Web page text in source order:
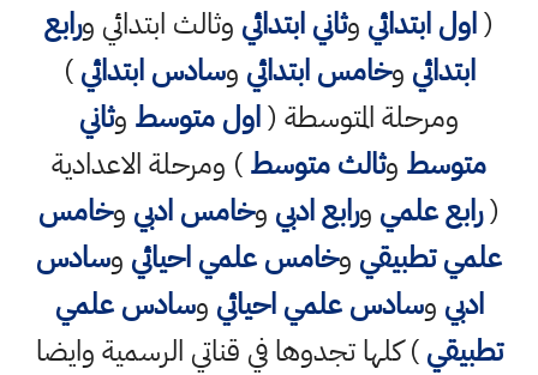
(اول ابتدائي وثاني ابتدائي وثالث ابتدائي ورابع
ابتدائي وخامس ابتدائي وسادس ابتدائي)
ومرحلة المتوسطة (اول متوسط وثاني
متوسط وثالث متوسط) ومرحلة الاعدادية
(رابع علمي ورابع ادبي وخامس ادبي وخامس
علمي تطبيقي وخامس علمي احيائي وسادس
ادبي وسادس علمي احيائي وسادس علمي
تطبيقي) كلها تجدوها في قناتي الرسمية وايضا